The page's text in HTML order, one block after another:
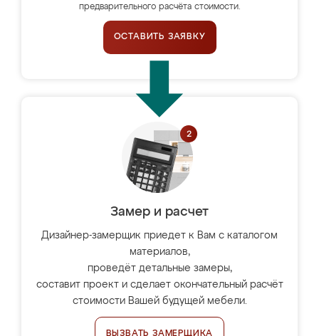
предварительного расчёта стоимости.
ОСТАВИТЬ ЗАЯВКУ
Замер и расчет
Дизайнер-замерщик приедет к Вам с каталогом
материалов,
проведёт детальные замеры,
составит проект и сделает окончательный расчёт
стоимости Вашей будущей мебели.
ВЫЗВАТЬ ЗАМЕРЩИКА